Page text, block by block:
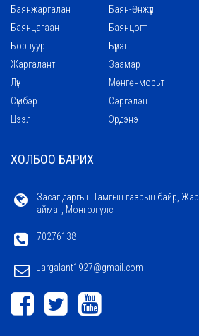
Баянжаргалан
Баян-Өнжүүл
Баянцагаан
Баянцогт
Борнуур
Бүрэн
Жаргалант
Заамар
Лүн
Мөнгөнморьт
Сүмбэр
Сэргэлэн
Цээл
Эрдэнэ
ХОЛБОО БАРИХ
Засаг даргын Тамгын газрын байр,
аймаг, Монгол улс
70276138
Jargalant1927@gmail.com